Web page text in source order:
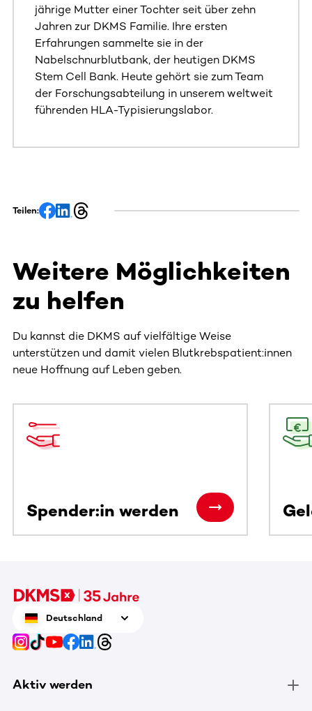
jährige Mutter einer Tochter seit über zehn
Jahren zur DKMS Familie. Ihre ersten
Erfahrungen sammelte sie in der
Nabelschnurblutbank, der heutigen DKMS
Stem Cell Bank. Heute gehört sie zum Team
der Forschungsabteilung in unserem weltweit
führenden HLA-Typisierungslabor.
Teilen:
Weitere Möglichkeiten
zu helfen
Du kannst die DKMS auf vielfältige Weise
unterstützen und damit vielen Blutkrebspatient:innen
neue Hoffnung auf Leben geben.
Spender:in werden
Deutschland
Aktiv werden